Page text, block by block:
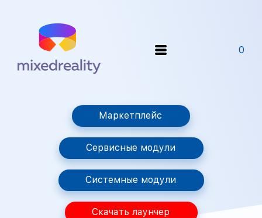
0
Маркетплейс
Сервисные модули
Системные модули
Скачать лаунчер